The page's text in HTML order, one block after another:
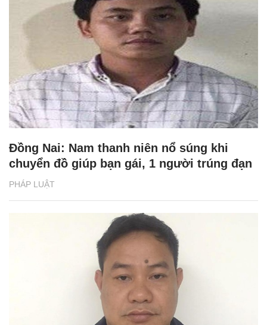
PHÁP LUẬT
Đồng Nai: Nam thanh niên nổ súng khi
chuyển đồ giúp bạn gái, 1 người trúng đạn